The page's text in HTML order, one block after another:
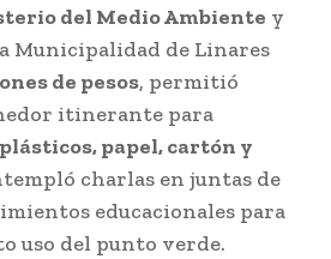
del Medio Ambiente y
Municipalidad de Linares
de pesos, permitió
itinerante para
papel, cartón y
charlas en juntas de
educacionales para
uso del punto verde.